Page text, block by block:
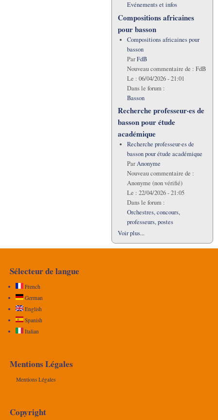
Evénements et infos
Compositions africaines
pour basson
Compositions africaines pour
basson
ParFdB
Nouveau commentaire de : FdB
Le : 06/04/2026 - 21:01
Dans le forum :
Basson
Recherche professeur·es de
basson pour étude
académique
Recherche professeur·es de
basson pour étude académique
ParAnonyme
Nouveau commentaire de :
Anonyme (non vérifié)
Le : 22/04/2026 - 21:05
Dans le forum :
Orchestres, concours,
professeurs, postes
Voir plus...
Sélecteur de langue
French
German
English
Spanish
Italian
Mentions Légales
Mentions Légales
Copyright